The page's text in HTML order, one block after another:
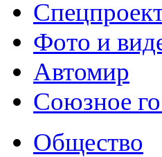
Фото и
Автомир
Союзное
Общество